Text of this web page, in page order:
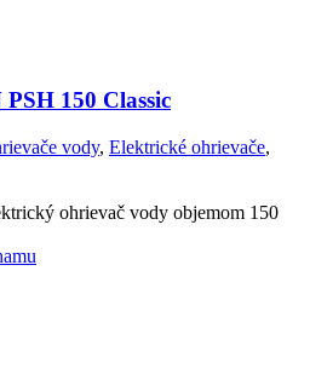
150 Classic
vody, Elektrické ohrievače,
ohrievač vody objemom 150